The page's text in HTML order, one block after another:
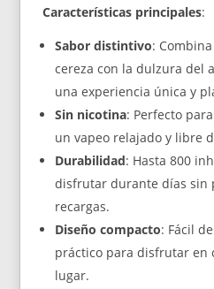
Puff
Características principales:
Sabor distintivo:
cereza con la dulzura del
una experiencia única y
Sin nicotina: Perfecto
un vapeo relajado y libre
Durabilidad: Hasta 800
disfrutar durante días sin
recargas.
Diseño compacto: Fácil
práctico para disfrutar en
lugar.